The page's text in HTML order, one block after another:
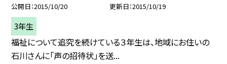
公開日 2015/10/20 更新日 2015/10/19
3年生
福祉について追究を続けている３年生は、地域にお住いの
石川さんに「声の招待状」を送...